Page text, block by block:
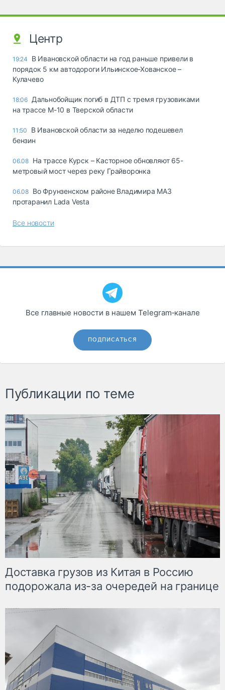
Центр
19:24
В Ивановской области на год раньше привели в
порядок 5 км автодороги Ильинское-Хованское –
Кулачево
18:06 Дальнобойщик погиб в ДТП с тремя грузовиками
на трассе М-10 в Тверской области
11:50
В Ивановской области за неделю подешевел
бензин
06.08 На трассе Курск – Касторное обновляют 65-
метровый мост через реку Грайворонка
06.08 Во Фрунзенском районе Владимира МАЗ
протаранил Lada Vesta
Все новости
Все главные новости в нашем Telegram‑канале
ПОДПИСАТЬСЯ
Публикации по теме
Доставка грузов из Китая в Россию
подорожала из-за очередей на границе